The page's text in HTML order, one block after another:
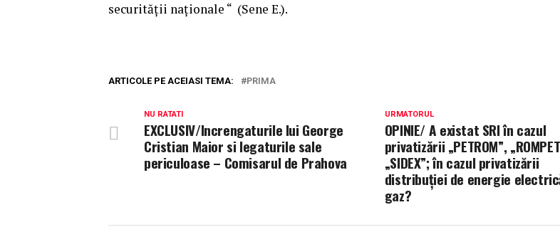
securităţii naţionale “ (Sene E.).
ARTICOLE PE ACEIASI TEMA: PRIMA
URMATORUL
OPINIE/ A existat SRI în cazul
privatizării „PETROM”,
„SIDEX”; în cazul privatizării
distribuției de energie
gaz?
NU RATATI
EXCLUSIV/Increngaturile lui George
Cristian Maior si legaturile sale
periculoase – Comisarul de Prahova